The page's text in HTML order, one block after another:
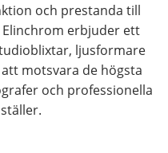
och prestanda till
erbjuder ett
ljusformare
motsvara de högsta
och professionella